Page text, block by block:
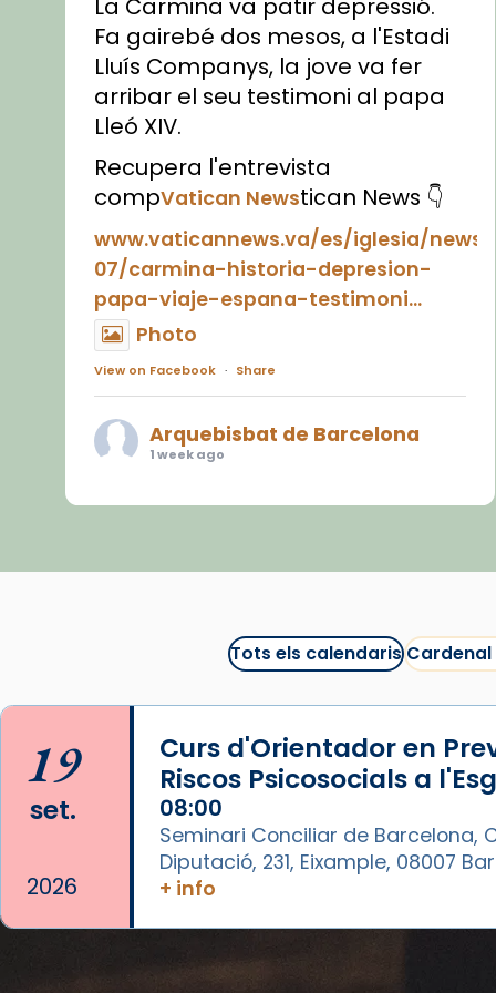
La Carmina va patir depressió.
Fa gairebé dos mesos, a l'Estadi
Lluís Companys, la jove va fer
arribar el seu testimoni al papa
Lleó XIV.
Recupera l'entrevista
compVatican Newstican News 👇
www.vaticannews.va/es/iglesia/news/
07/carmina-historia-depresion-
papa-viaje-espana-testimoni...
Photo
View on Facebook · Share
Arquebisbat de Barcelona
1 week ago
juliol la missa de Les Santes de
📸 J. Merino
Photo
View on Facebook · Share
Arquebisbat de Barcelona
Catedral de Barcelona.
Aquest dilluns, 27 de juliol, ha
Tots els calendarisCardenal
19
set.
2026
Curs d'Orientador en
Riscos Psicosocials a
08:00
Seminari Conciliar de Barcelona,
Diputació, 231, Eixample, 08007
+ info